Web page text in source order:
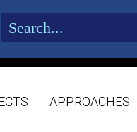
APPROACHES